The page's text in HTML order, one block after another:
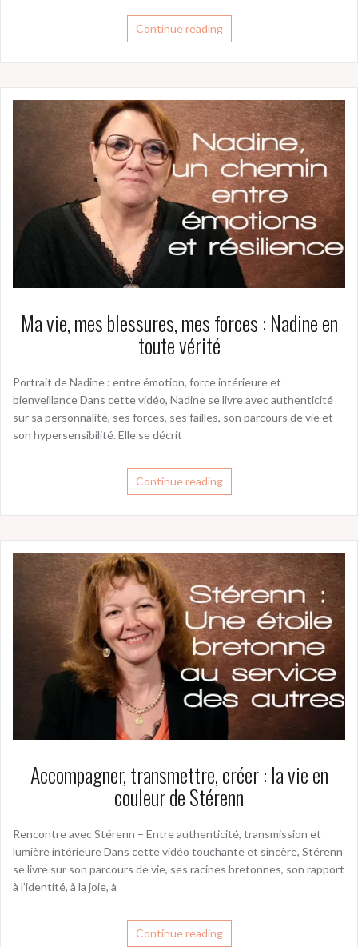
Continue reading
Ma vie, mes blessures, mes forces : Nadine en
toute vérité
Portrait de Nadine : entre émotion, force intérieure et
bienveillance Dans cette vidéo, Nadine se livre avec authenticité
sur sa personnalité, ses forces, ses failles, son parcours de vie et
son hypersensibilité. Elle se décrit
Continue reading
Accompagner, transmettre, créer : la vie en
couleur de Stérenn
Rencontre avec Stérenn – Entre authenticité, transmission et
lumière intérieure Dans cette vidéo touchante et sincère, Stérenn
se livre sur son parcours de vie, ses racines bretonnes, son rapport
à l’identité, à la joie, à
Continue reading